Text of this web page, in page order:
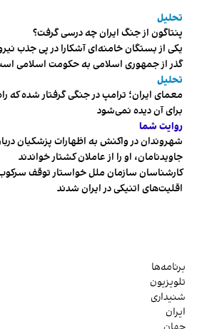
تحلیل
پنتاگون از جنگ ایران چه درسی گرفت؟
یکی از بستگان خامنه‌ای آشکارا در پی جذب
گذر از جمهوری اسلامی به حکومت اسلامی
تحلیل
معمای ایران؛ ترامپ در جنگی گرفتار شده که
برای آن دیده نمی‌شود
روایت شما
شهروندان در واکنش به اظهارات پزشکیان
جاویدنامان، او را از عاملان کشتار خواندند
کارشناسان سازمان ملل خواستار توقف
اقلیت‌های اتنیکی در ایران شدند
برنامه‌ها
تلویزیون
شنیداری
ایران